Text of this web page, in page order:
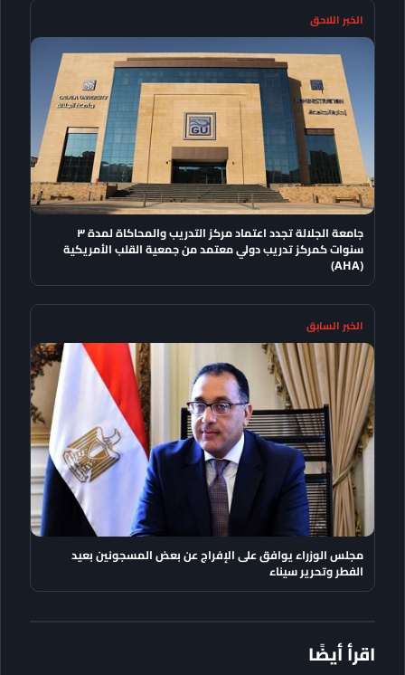
الخبر اللاحق
جامعة الجلالة تجدد اعتماد مركز التدريب والمحاكاة لمدة ٣
سنوات كمركز تدريب دولي معتمد من جمعية القلب الأمريكية
(AHA)
الخبر السابق
مجلس الوزراء يوافق على الإفراج عن بعض المسجونين بعيد
الفطر وتحرير سيناء
اقرأ أيضًا